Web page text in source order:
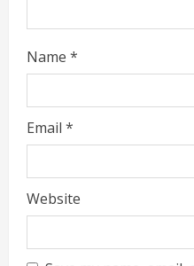
g
Name *
Email *
Website